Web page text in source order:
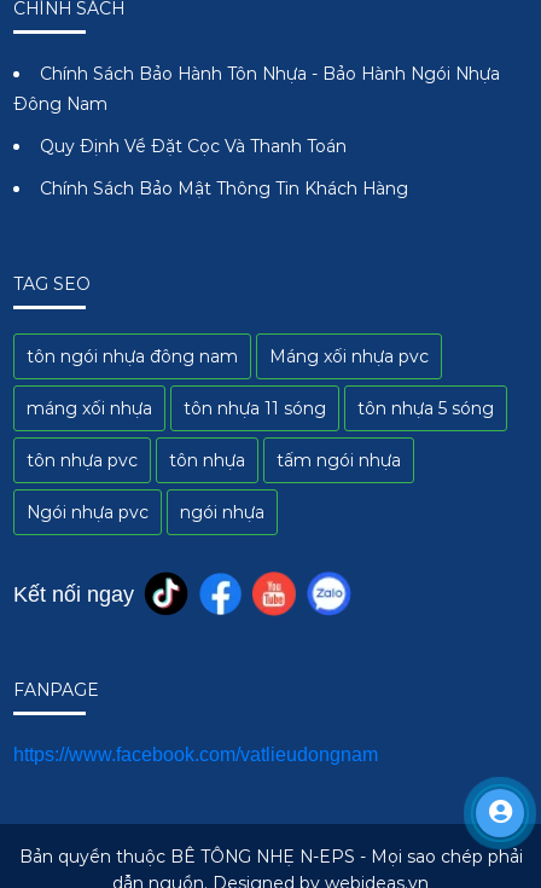
CHÍNH SÁCH
Chính Sách Bảo Hành Tôn Nhựa - Bảo Hành Ngói Nhựa
Đông Nam
Quy Định Về Đặt Cọc Và Thanh Toán
Chính Sách Bảo Mật Thông Tin Khách Hàng
TAG SEO
tôn ngói nhựa đông nam Máng xối nhựa pvc
máng xối nhựa tôn nhựa 11 sóng tôn nhựa 5 sóng
tôn nhựa pvc tôn nhựa tấm ngói nhựa
Ngói nhựa pvc ngói nhựa
Kết nối ngay
FANPAGE
https://www.facebook.com/vatlieudongnam
Bản quyền thuộc BÊ TÔNG NHẸ N-EPS - Mọi sao chép phải
dẫn nguồn. Designed by webideas.vn